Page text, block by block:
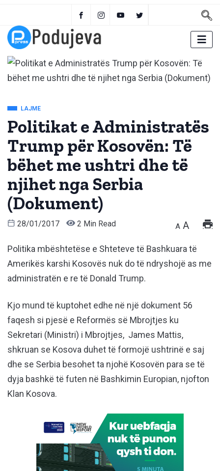
LAJME
Politikat e Administratës
Trump për Kosovën: Të
bëhet me ushtri dhe të
njihet nga Serbia
(Dokument)
28/01/2017 2 Min Read A A
Politika mbështetëse e Shteteve të Bashkuara të
Amerikës karshi Kosovës nuk do të ndryshojë as me
administratën e re të Donald Trump.
Kjo mund të kuptohet edhe në një dokument 56
faqesh si pjesë e Reformës së Mbrojtjes ku
Sekretari (Ministri) i Mbrojtjes, James Mattis,
shkruan se Kosova duhet të formojë ushtrinë e saj
dhe se Serbia besohet ta njohë Kosovën para se të
dyja bashkë të futen në Bashkimin Europian, njofton
Klan Kosova.